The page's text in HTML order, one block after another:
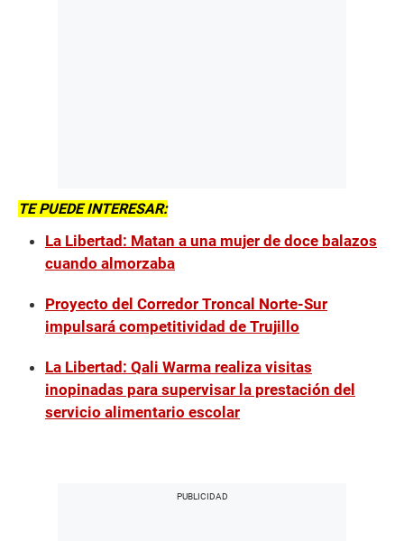
TE PUEDE INTERESAR:
La Libertad: Matan a una mujer de doce balazos
cuando almorzaba
Proyecto del Corredor Troncal Norte-Sur
impulsará competitividad de Trujillo
La Libertad: Qali Warma realiza visitas
inopinadas para supervisar la prestación del
servicio alimentario escolar